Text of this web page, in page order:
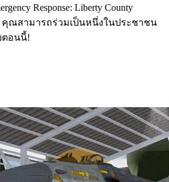
Response: Liberty County
คุณสามารถร่วมเป็นหนึ่งในประชาชน
ตอนนี้!